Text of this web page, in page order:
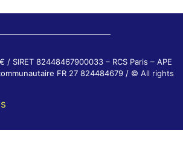
SIRET 82448467900033 – RCS Paris – APE
FR 27 824484679 / © All rights